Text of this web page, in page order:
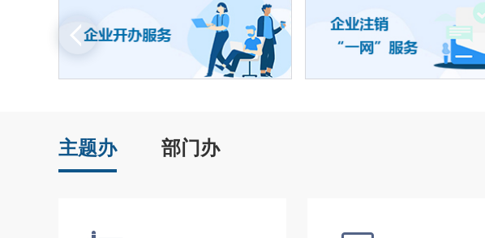
主题办 部门办